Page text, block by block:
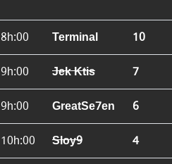
8h:00 Terminal
10
9h:00 Jek Ktis
7
9h:00 GreatSe7en
6
10h:00 Sloy9
4